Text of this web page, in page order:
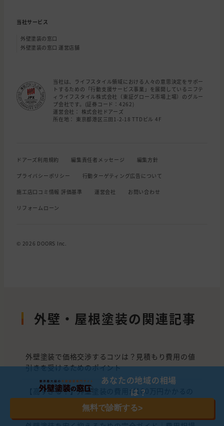
当社サービス
外壁塗装の窓口
外壁塗装の窓口 運営店舗
当社は、ライフスタイル領域における人々の意思決定をサポー
トするための「行動支援サービス事業」を展開しているニフテ
ィライフスタイル株式会社（東証グロース市場上場）のグルー
プ会社です。(証券コード：4262)
運営会社： 株式会社ドアーズ
所在地： 東京都港区三田1-2-18 TTDビル 4F
ドアーズ利用規約 編集責任者メッセージ 編集方針
プライバシーポリシー 行動ターゲティング広告について
施工店口コミ情報 評価基準 運営会社 お問い合わせ
リフォームローン
© 2026 DOORS Inc.
外壁・屋根塗装の関連記事
外壁塗装で価格交渉するコツは？見積もり費用の値
引きを受けるためのポイント
【高すぎる？】外壁塗装の費用が100万円かかるの
は普通！相場と騙されない見極め方をプロが解説
あなたの地域の相場
は？
無料で診断する>